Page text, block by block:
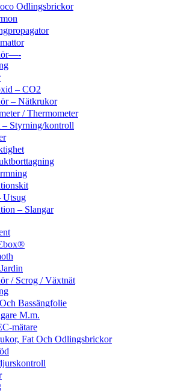
Odlingsbrickor
– CO2
– Nätkrukor
/ Thermometer
Styrning/kontroll
Utsug
– Slangar
/ Scrog / Växtnät
Bassängfolie
M.m.
mätare
Fat Och Odlingsbrickor